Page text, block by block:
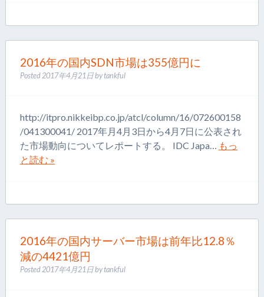
2016年の国内SDN市場は355億円に
Posted2017年4月21日bytankful
http://itpro.nikkeibp.co.jp/atcl/column/16/072600158
/041300041/ 2017年月4月3日から4月7日に公表され
た市場動向についてレポートする。 IDC Japa…
もっ
と読む »
2016年の国内サーバー市場は前年比12.8％
減の4421億円
Posted2017年4月21日bytankful